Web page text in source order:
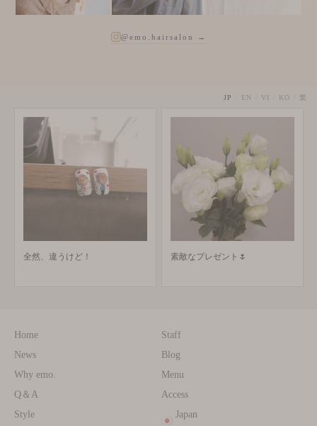
@emo.hairsalon →
JP EN VI KO 繁
全然、違うけど！ 素敵なプレゼント🌷
Home
News
Why emo.
Q＆A
Style
Staff
Blog
Menu
Access
Japan